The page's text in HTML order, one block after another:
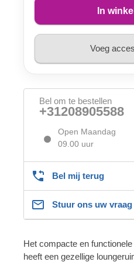
In
Voeg
Bel om te bestellen
+31208905588
Open Maandag
09.00 uur
Bel mij terug
Stuur ons uw vraag
Het compacte en
heeft een gezellige